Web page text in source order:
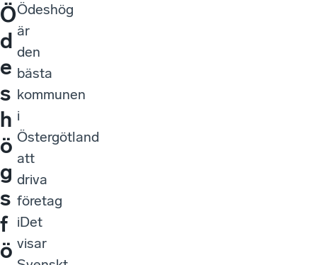
Ö
d
e
s
h
ö
g
s
f
ö
Ödeshög
är
den
bästa
kommunen
i
Östergötland
att
driva
företag
iDet
visar